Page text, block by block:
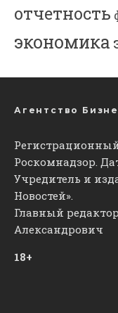
отчетность
экономика
Агентство
Роскомнадзор.
Учредитель и
Новостей».
Главный
Александрович
18+